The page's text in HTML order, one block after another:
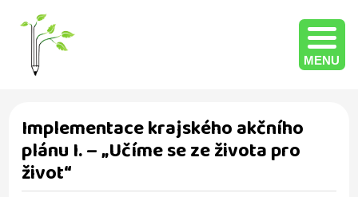
MENU
Implementace krajského akčního
plánu I. – „Učíme se ze života pro
život“